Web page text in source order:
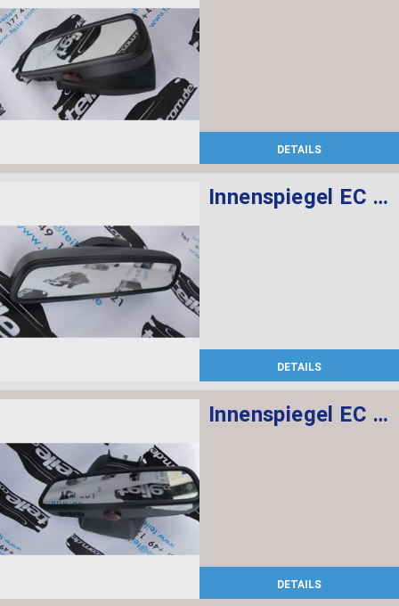
DETAILS
Innenspiegel EC / LED / GTO
DETAILS
Innenspiegel EC / LED / GTO
DETAILS